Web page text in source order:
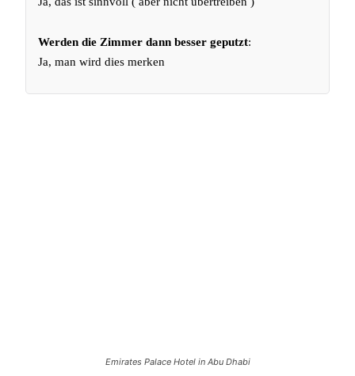
Werden die Zimmer dann besser geputzt:
Ja, man wird dies merken
Emirates Palace Hotel in Abu Dhabi